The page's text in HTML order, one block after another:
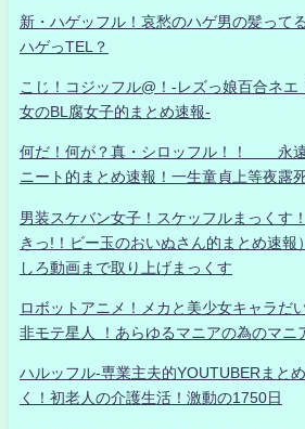
新・ハゲッフル！哀愁のハゲ男の髪って
ハゲっTEL？
こじ！コジッフル@！-レズっ娘百合ネ
女のBL腐女子的まとめ速報-
何だ！何が？真・シロッフル！！ 永
ニート的まとめ速報！一生童貞上等夜露
男装スケバン女子！スケッフルまっくす
きっ!！ビー玉のおいぬさん的まとめ速
しろ動画まで取り上げまっくす
ロボットアニメ！メカと美少女キャラだ
非モテ星人 ！あらゆるマニアの為のマニ
ハルッフル-専業主夫的YOUTUBERまと
く！初老人の介護生活！激動の1750日